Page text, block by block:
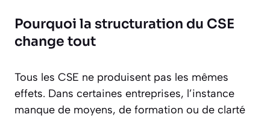
Pourquoi la structuration du CSE
change tout
Tous les CSE ne produisent pas les mêmes
effets. Dans certaines entreprises, l’instance
manque de moyens, de formation ou de clarté